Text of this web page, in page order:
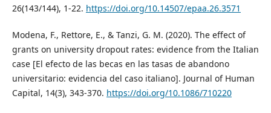
26(143/144), 1-22. https://doi.org/10.14507/epaa.26.3571
Modena, F., Rettore, E., & Tanzi, G. M. (2020). The effect of
grants on university dropout rates: evidence from the Italian
case [El efecto de las becas en las tasas de abandono
universitario: evidencia del caso italiano]. Journal of Human
Capital, 14(3), 343-370. https://doi.org/10.1086/710220